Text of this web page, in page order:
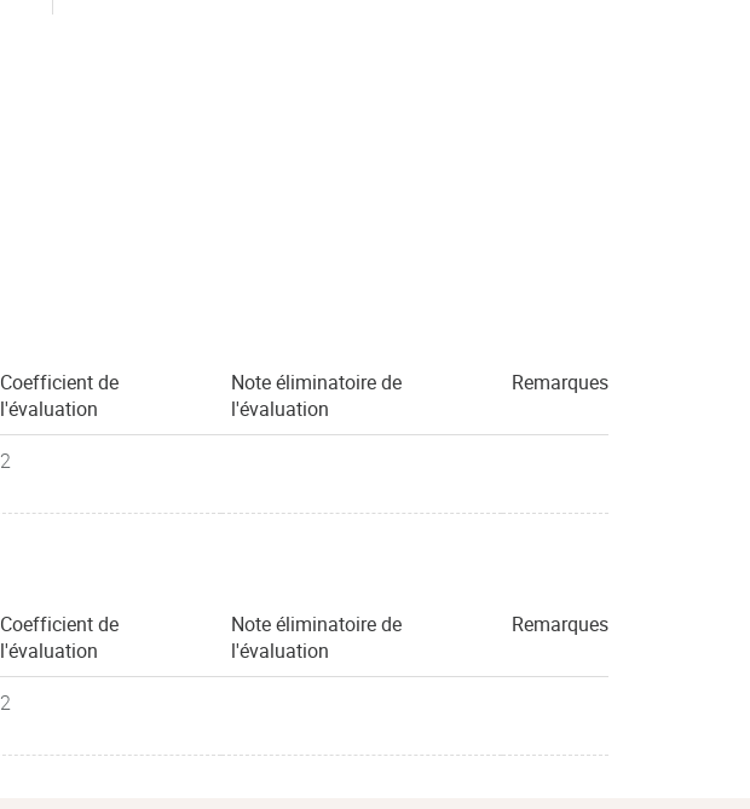
Coefficient de
l'évaluation
Note éliminatoire de
l'évaluation
Remarques
2
Coefficient de
l'évaluation
Note éliminatoire de
l'évaluation
Remarques
2